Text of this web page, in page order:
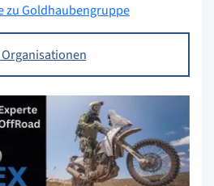
zu Goldhaubengruppe